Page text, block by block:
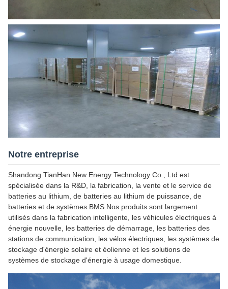
Notre entreprise
Shandong TianHan New Energy Technology Co., Ltd est
spécialisée dans la R&D, la fabrication, la vente et le service de
batteries au lithium, de batteries au lithium de puissance, de
batteries et de systèmes BMS.Nos produits sont largement
utilisés dans la fabrication intelligente, les véhicules électriques à
énergie nouvelle, les batteries de démarrage, les batteries des
stations de communication, les vélos électriques, les systèmes de
stockage d'énergie solaire et éolienne et les solutions de
systèmes de stockage d'énergie à usage domestique.